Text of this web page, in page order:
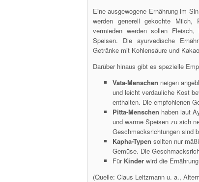
Eine ausgewogene Ernährung im
werden generell gekochte
vermieden werden sollen
Speisen. Die ayurvedische
Getränke mit Kohlensäure und
Darüber hinaus gibt es spezielle
Vata-Menschen neigen
und leicht verdauliche Kost
enthalten. Die empfohlenen
Pitta-Menschen haben laut
und warme Speisen zu sich
Geschmacksrichtungen sind
Kapha-Typen sollten nur
Gemüse. Die
Für Kinder wird die
(Quelle: Claus Leitzmann u. a.,